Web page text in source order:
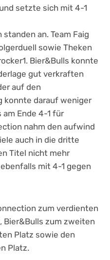
setzte sich mit 4-1
an. Team Faig
sowie Theken
Bier&Bulls konnte
gut verkraften
auf den
konnte darauf weniger
Ende 4-1 für
nahm den aufwind
auch in die dritte
Titel nicht mehr
mit 4-1 gegen
zum verdienten
zum zweiten
Platz sowie den
Platz.